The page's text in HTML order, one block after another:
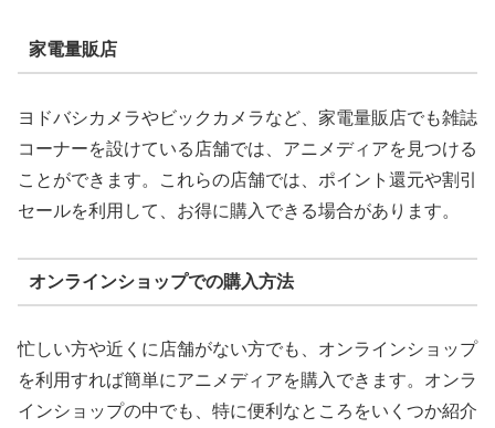
家電量販店
ヨドバシカメラやビックカメラなど、家電量販店でも雑誌
コーナーを設けている店舗では、アニメディアを見つける
ことができます。これらの店舗では、ポイント還元や割引
セールを利用して、お得に購入できる場合があります。
オンラインショップでの購入方法
忙しい方や近くに店舗がない方でも、オンラインショップ
を利用すれば簡単にアニメディアを購入できます。オンラ
インショップの中でも、特に便利なところをいくつか紹介